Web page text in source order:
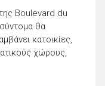
Boulevard du
θα
κατοικίες,
χώρους,